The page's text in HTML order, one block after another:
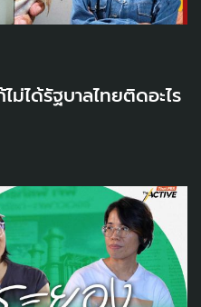
ได้รัฐบาลไทยติดอะไร